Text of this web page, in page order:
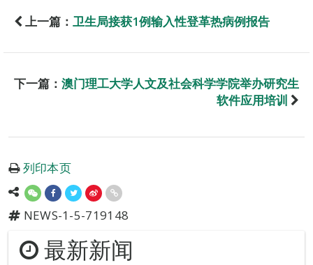
上一篇： 卫生局接获1例输入性登革热病例报告
下一篇： 澳门理工大学人文及社会科学学院举办研究生
软件应用培训
列印本页
NEWS-1-5-719148
最新新闻